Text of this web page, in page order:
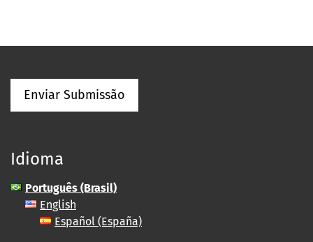
Enviar Submissão
Idioma
Português (Brasil)
English
Español (España)